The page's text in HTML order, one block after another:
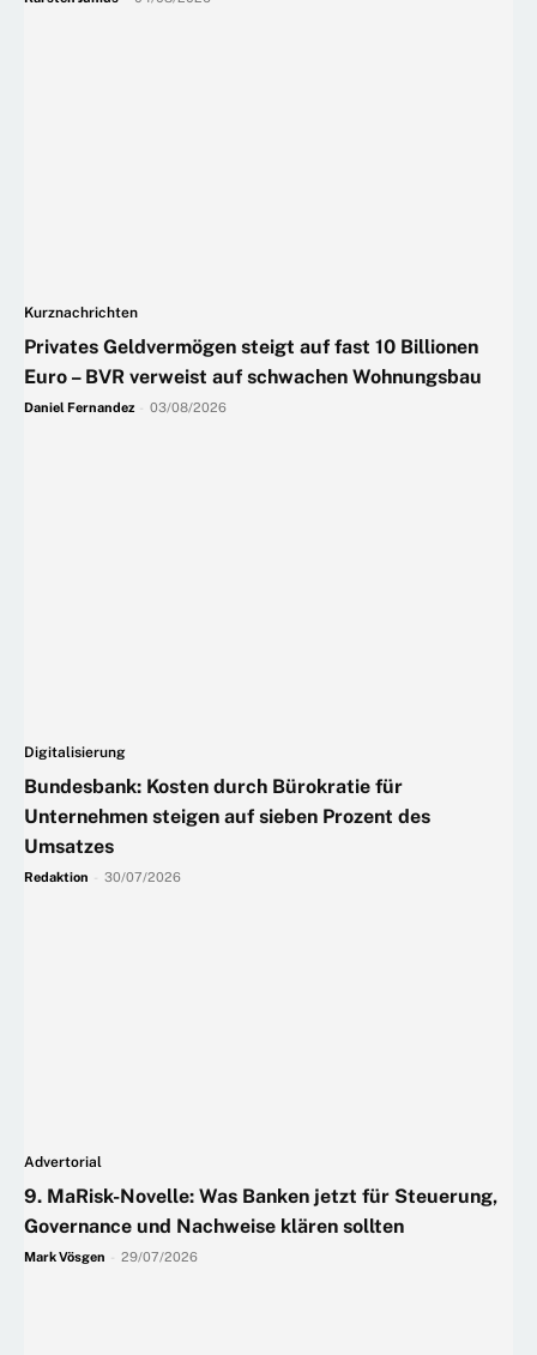
Kurznachrichten
Privates Geldvermögen steigt auf fast 10 Billionen
Euro – BVR verweist auf schwachen Wohnungsbau
Daniel Fernandez 03/08/2026
Digitalisierung
Bundesbank: Kosten durch Bürokratie für
Unternehmen steigen auf sieben Prozent des
Umsatzes
Redaktion 30/07/2026
Advertorial
9. MaRisk-Novelle: Was Banken jetzt für Steuerung,
Governance und Nachweise klären sollten
Mark Vösgen 29/07/2026